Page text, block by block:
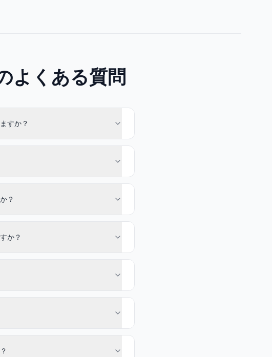
よくある質問
すか？
？
か？